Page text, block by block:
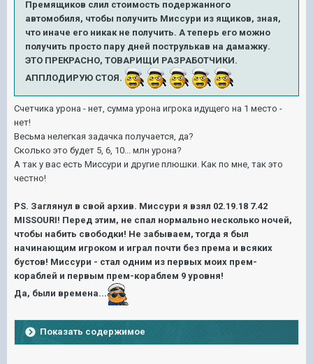
Премящиков слил стоимость подержанного
автомобиля, чтобы получить Миссури из ящиков, зная,
что иначе его никак не получить. А теперь его можно
получить просто пару дней пострулькав на дамажку.
ЭТО ПРЕКРАСНО, ТОВАРИЩИ РАЗРАБОТЧИКИ.
АППЛОДИРУЮ СТОЯ.
Счетчика урона - нет, сумма урона игрока идущего на 1 место -
нет!
Весьма нелегкая задачка получается, да?
Сколько это будет 5, 6, 10... млн урона?
А так у вас есть Миссури и другие плюшки. Как по мне, так это
честно!
PS. Заглянул в свой архив. Миссури я взял 02.19.18 7.42
MISSOURI! Перед этим, не спал нормально несколько ночей,
чтобы набить свободки! Не забываем, тогда я был
начинающим игроком и играл почти без према и всяких
бустов! Миссури - стал одним из первых моих прем-
кораблей и первым прем-кораблем 9 уровня!
Да, были времена...
Показать содержимое